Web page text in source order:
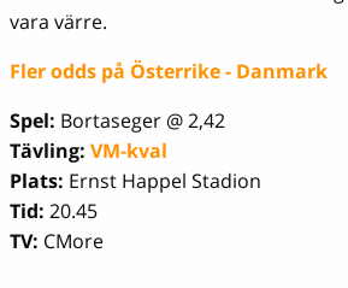
vara värre.
Fler odds på Österrike - Danmark
Spel: Bortaseger @ 2,42
Tävling: VM-kval
Plats: Ernst Happel Stadion
Tid: 20.45
TV: CMore